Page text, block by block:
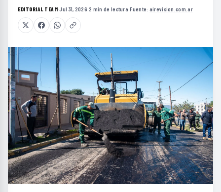
EDITORIAL TEAM·Jul 31, 2026·2 min de lectura·Fuente: airevision.com.ar